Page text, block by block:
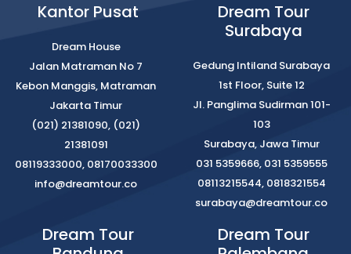
Kantor Pusat
Dream House
Jalan Matraman No 7
Kebon Manggis, Matraman
Jakarta Timur
(021) 21381090, (021)
21381091
08119333000, 08170033300
info@dreamtour.co
Dream Tour
Surabaya
Gedung Intiland Surabaya
1st Floor, Suite 12
Jl. Panglima Sudirman 101-
103
Surabaya, Jawa Timur
031 5359666, 031 5359555
08113215544, 0818321554
surabaya@dreamtour.co
Dream Tour
Dream Tour